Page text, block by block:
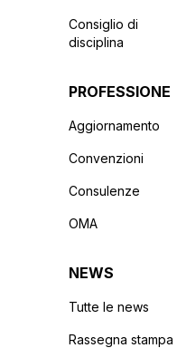
Consiglio di
disciplina
PROFESSIONE
Aggiornamento
Convenzioni
Consulenze
OMA
NEWS
Tutte le news
Rassegna stampa